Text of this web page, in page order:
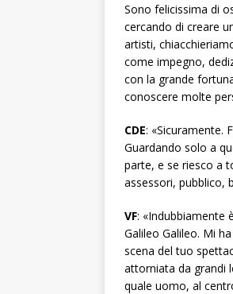
Sono felicissima di
cercando di creare
artisti,
come impegno,
con la grande
conoscere molte
CDE: «Sicuramente.
Guardando solo a
parte, e se riesco a
assessori, pubblico,
VF: «Indubbiamente
Galileo Galileo. Mi
scena del tuo
attorniata da grandi
quale uomo, al